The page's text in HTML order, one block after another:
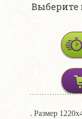
Выберите
. Размер